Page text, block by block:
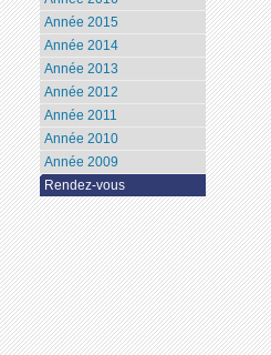
Année 2015
Année 2014
Année 2013
Année 2012
Année 2011
Année 2010
Année 2009
Rendez-vous